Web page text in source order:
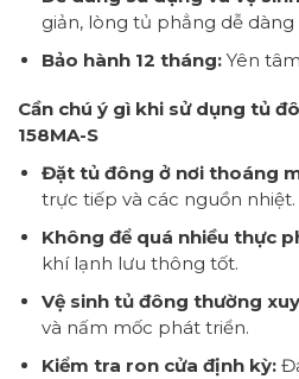
giản, lòng tủ phẳng dễ dàng
Bảo hành 12 tháng:Yên
Cần chú ý gì khi sử dụng tủ
158MA-S
Đặt tủ đông ở nơi thoáng
trực tiếp và các nguồn nhiệt.
Không để quá nhiều thực
khí lạnh lưu thông tốt.
Vệ sinh tủ đông thường
và nấm mốc phát triển.
Kiểm tra ron cửa định kỳ: